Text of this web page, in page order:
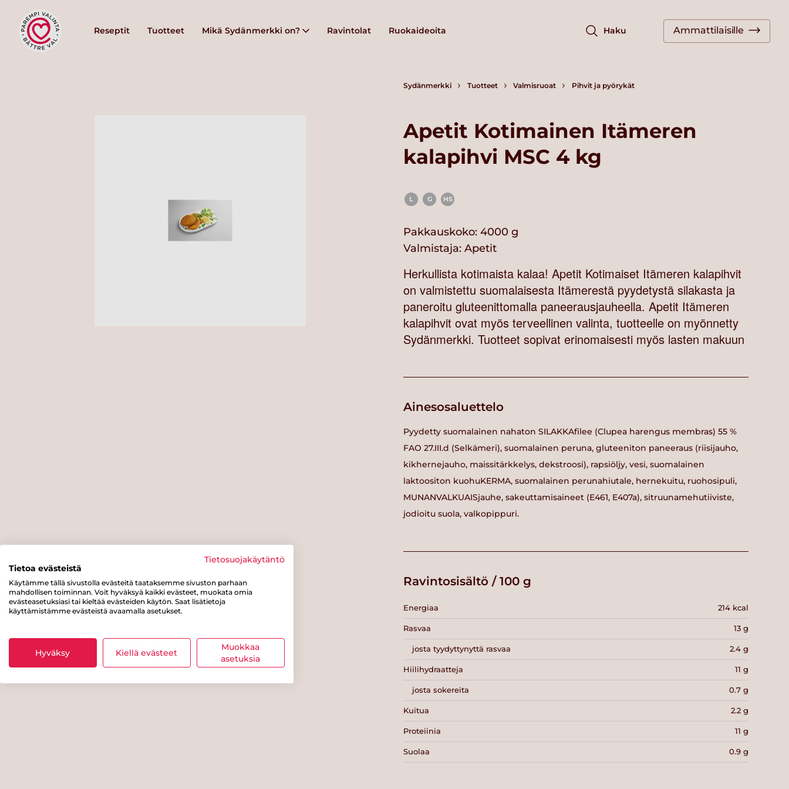
Reseptit Tuotteet Mikä Sydänmerkki on? Ravintolat Ruokaideoita Haku Ammattilaisille
Sydänmerkki Tuotteet Valmisruoat Pihvit ja pyörykät
Apetit Kotimainen Itämeren
kalapihvi MSC 4 kg
L G HS
Pakkauskoko: 4000 g
Valmistaja: Apetit
Herkullista kotimaista kalaa! Apetit Kotimaiset Itämeren kalapihvit
on valmistettu suomalaisesta Itämerestä pyydetystä silakasta ja
paneroitu gluteenittomalla paneerausjauheella. Apetit Itämeren
kalapihvit ovat myös terveellinen valinta, tuotteelle on myönnetty
Sydänmerkki. Tuotteet sopivat erinomaisesti myös lasten makuun
Ainesosaluettelo
Pyydetty suomalainen nahaton SILAKKAfilee (Clupea harengus membras) 55 %
FAO 27.III.d (Selkämeri), suomalainen peruna, gluteeniton paneeraus (riisijauho,
kikhernejauho, maissitärkkelys, dekstroosi), rapsiöljy, vesi, suomalainen
laktoositon kuohuKERMA, suomalainen perunahiutale, hernekuitu, ruohosipuli,
MUNANVALKUAISjauhe, sakeuttamisaineet (E461, E407a), sitruunamehutiiviste,
jodioitu suola, valkopippuri.
Ravintosisältö / 100 g
Energiaa 214 kcal
Rasvaa 13 g
josta tyydyttynyttä rasvaa 2.4 g
Hiilihydraatteja 11 g
josta sokereita 0.7 g
Kuitua 2.2 g
Proteiinia 11 g
Suolaa 0.9 g
Tietosuojakäytäntö
Tietoa evästeistä
Käytämme tällä sivustolla evästeitä taataksemme sivuston parhaan
mahdollisen toiminnan. Voit hyväksyä kaikki evästeet, muokata omia
evästeasetuksiasi tai kieltää evästeiden käytön. Saat lisätietoja
käyttämistämme evästeistä avaamalla asetukset.
Hyväksy Kiellä evästeet
Muokkaa
asetuksia